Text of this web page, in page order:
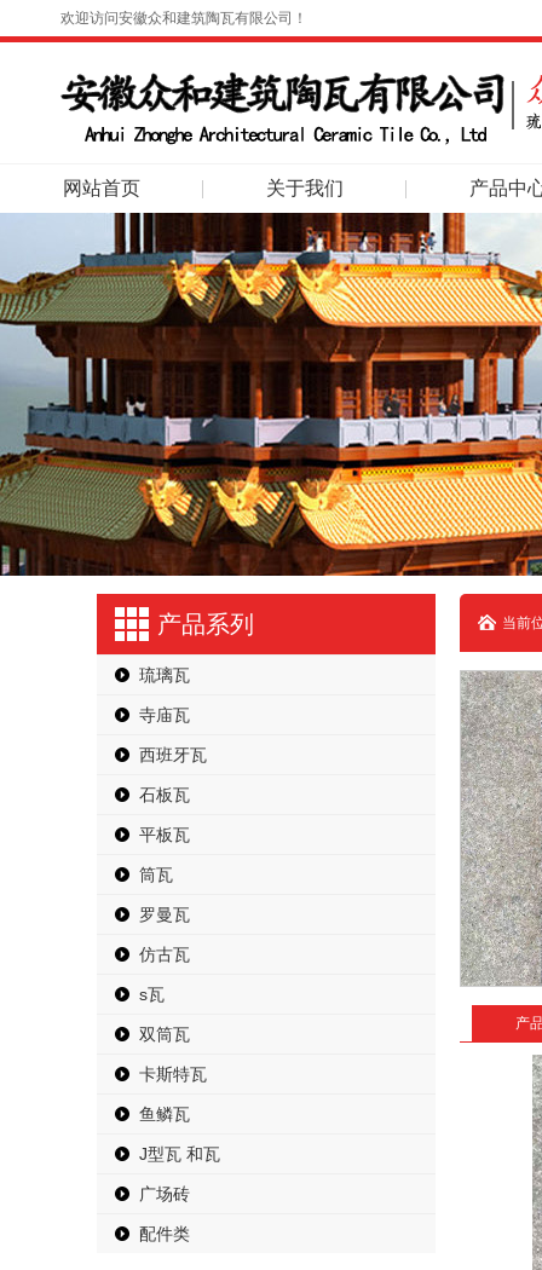
欢迎访问安徽众和建筑陶瓦有限公司！
网站首页 关于我们 产品中
产品系列
琉璃瓦
寺庙瓦
西班牙瓦
石板瓦
平板瓦
筒瓦
罗曼瓦
仿古瓦
s瓦
双筒瓦
卡斯特瓦
鱼鳞瓦
J型瓦 和瓦
广场砖
配件类
当前
产